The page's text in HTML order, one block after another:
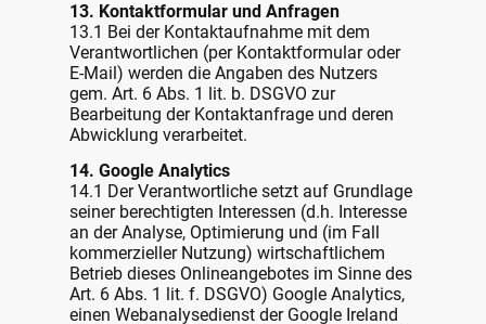
13. Kontaktformular und Anfragen
13.1 Bei der Kontaktaufnahme mit dem
Verantwortlichen (per Kontaktformular oder
E-Mail) werden die Angaben des Nutzers
gem. Art. 6 Abs. 1 lit. b. DSGVO zur
Bearbeitung der Kontaktanfrage und deren
Abwicklung verarbeitet.
14. Google Analytics
14.1 Der Verantwortliche setzt auf Grundlage
seiner berechtigten Interessen (d.h. Interesse
an der Analyse, Optimierung und (im Fall
kommerzieller Nutzung) wirtschaftlichem
Betrieb dieses Onlineangebotes im Sinne des
Art. 6 Abs. 1 lit. f. DSGVO) Google Analytics,
einen Webanalysedienst der Google Ireland